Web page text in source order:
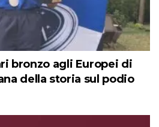
bronzo agli Europei di
della storia sul podio